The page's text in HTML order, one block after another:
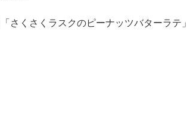
さくさくラスクのピーナッツバターラテ」